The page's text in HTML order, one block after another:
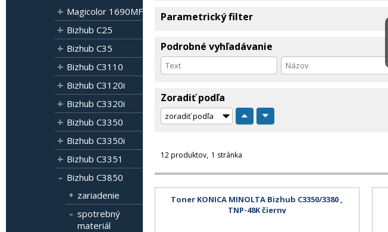
Magicolor 1690MF
Bizhub C25
Bizhub C35
Bizhub C3110
Bizhub C3120i
Bizhub C3320i
Bizhub C3350
Bizhub C3350i
Bizhub C3351
Bizhub C3850
zariadenie
spotrebný
materiál
Parametrický filter
Podrobné vyhľadávanie
Zoradiť podľa
12 produktov 1 stránka
Toner KONICA MINOLTA Bizhub C3350/3380 ,
TNP-48K čierny